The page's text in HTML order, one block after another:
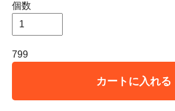
個数
799
カートに入れる